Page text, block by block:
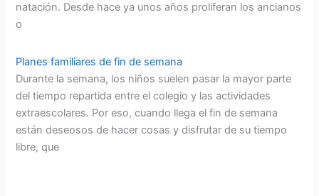
natación. Desde hace ya unos años proliferan los ancianos
o
Planes familiares de fin de semana
Durante la semana, los niños suelen pasar la mayor parte
del tiempo repartida entre el colegio y las actividades
extraescolares. Por eso, cuando llega el fin de semana
están deseosos de hacer cosas y disfrutar de su tiempo
libre, que